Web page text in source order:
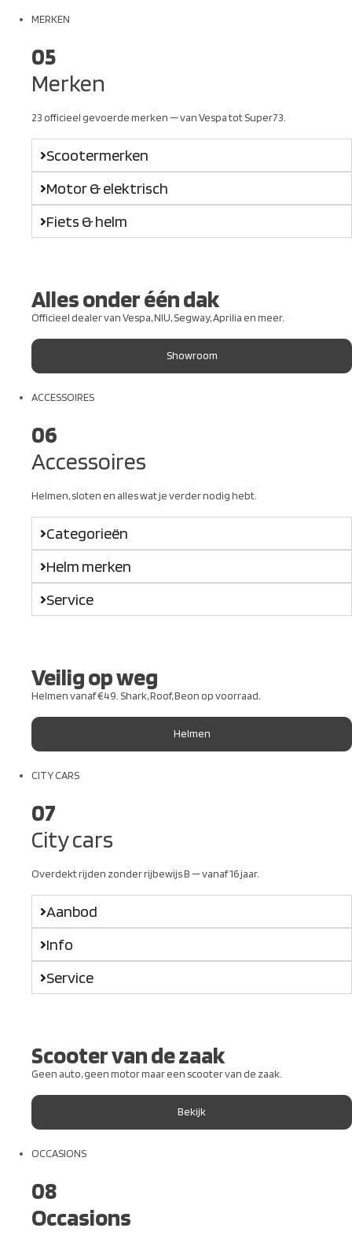
MERKEN
05
Merken
23 officieel gevoerde merken — van Vespa tot Super73.
Scootermerken
Motor & elektrisch
Fiets & helm
Alles onder één dak
Officieel dealer van Vespa, NIU, Segway, Aprilia en meer.
Showroom
ACCESSOIRES
06
Accessoires
Helmen, sloten en alles wat je verder nodig hebt.
Categorieën
Helm merken
Service
Veilig op weg
Helmen vanaf €49. Shark, Roof, Beon op voorraad.
Helmen
CITY CARS
07
City cars
Overdekt rijden zonder rijbewijs B — vanaf 16 jaar.
Aanbod
Info
Service
Scooter van de zaak
Geen auto, geen motor maar een scooter van de zaak.
Bekijk
OCCASIONS
08
Occasions